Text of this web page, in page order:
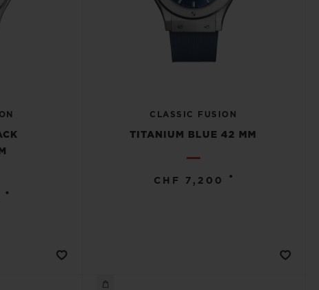
•
CLASSIC FUSION
TITANIUM BLUE 42 MM
CHF 7,200 •